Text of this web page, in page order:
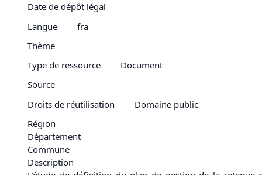
Date de dépôt légal
Langue
fra
Thème
Type de ressource
Document
Source
Droits de réutilisation
Domaine public
Région
Département
Commune
Description